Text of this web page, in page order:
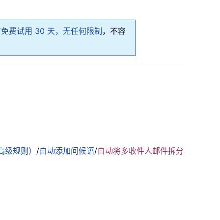
费试用 30 天，无任何限制 ，不容
规则） /自动添加问候语/自动将多收件人邮件拆分